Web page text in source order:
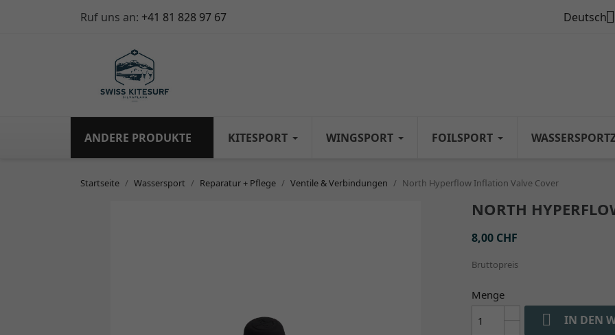
Ruf uns an: +41 81 828 97 67 Deutsch
ANDERE PRODUKTE KITESPORT WINGSPORT FOILSPORT
Startseite Wassersport Reparatur + Pflege Ventile & Verbindungen North Hyperflow Inflation Valve Cover
NORTH
8,00 CHF
Bruttopreis
Menge
 IN DEN